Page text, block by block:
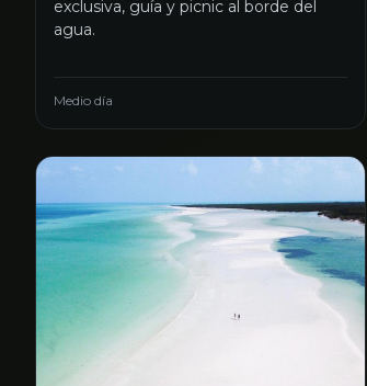
exclusiva, guía y picnic al borde del
agua.
Medio día